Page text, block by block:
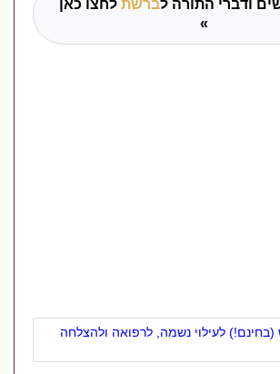
ודברי התורה לברשתלחצו כאן
לעילוי נשמה, לרפואה ולהצלחה